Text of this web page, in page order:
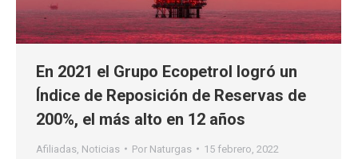
En 2021 el Grupo Ecopetrol logró un
Índice de Reposición de Reservas de
200%, el más alto en 12 años
Afiliadas Noticias Por Naturgas 15 febrero, 2022